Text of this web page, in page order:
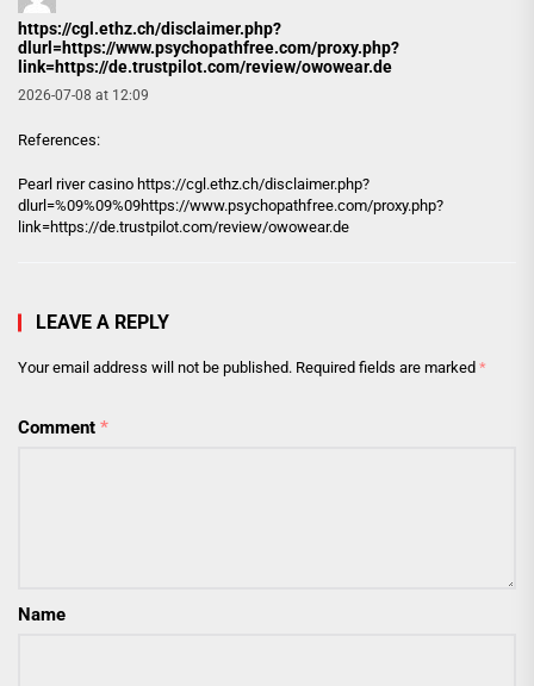
https://cgl.ethz.ch/disclaimer.php?
dlurl=https://www.psychopathfree.com/proxy.php?
link=https://de.trustpilot.com/review/owowear.de
2026-07-08 at 12:09
References:
Pearl river casino https://cgl.ethz.ch/disclaimer.php?
dlurl=%09%09%09https://www.psychopathfree.com/proxy.php?
link=https://de.trustpilot.com/review/owowear.de
LEAVE A REPLY
Your email address will not be published. Required fields are marked *
Comment *
Name